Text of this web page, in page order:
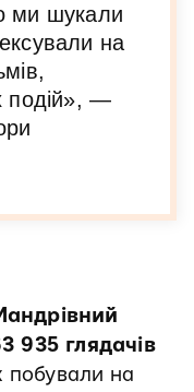
ми шукали
на
подій», —
935 глядачів
побували на